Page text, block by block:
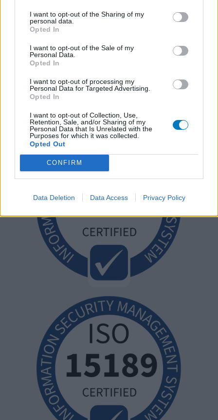
I want to opt-out of the Sharing of my
personal data.
Opted In
I want to opt-out of the Sale of my
Personal Data.
Opted In
I want to opt-out of processing my
Personal Data for Targeted Advertising.
Opted In
I want to opt-out of Collection, Use,
Retention, Sale, and/or Sharing of my
Personal Data that Is Unrelated with the
Purposes for which it was collected.
Opted Out
CONFIRM
Data Deletion Data Access Privacy Policy